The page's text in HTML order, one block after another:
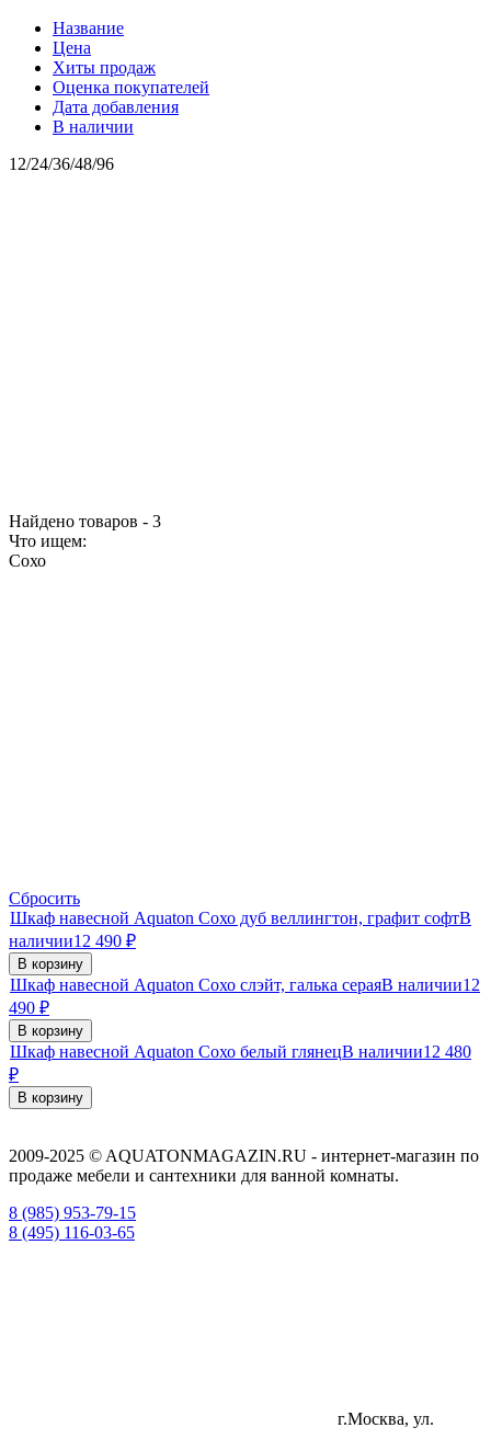
Название
Цена
Хиты продаж
Оценка покупателей
Дата добавления
В наличии
12/24/36/48/96
Найдено товаров - 3
Что ищем:
Сохо
Сбросить
Шкаф навесной Aquaton Сохо дуб веллингтон, графит софтВ
наличии12 490 ₽
В корзину
Шкаф навесной Aquaton Сохо слэйт, галька сераяВ наличии12
490 ₽
В корзину
Шкаф навесной Aquaton Сохо белый глянецВ наличии12 480
₽
В корзину
2009-2025 © AQUATONMAGAZIN.RU - интернет-магазин по
продаже мебели и сантехники для ванной комнаты.
8 (985) 953-79-15
8 (495) 116-03-65
г.Москва, ул.